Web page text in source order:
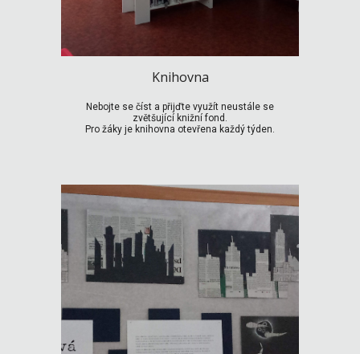
Knihovna
Nebojte se číst a přijďte využít neustále se
zvětšující knižní fond.
Pro žáky je knihovna otevřena každý týden.